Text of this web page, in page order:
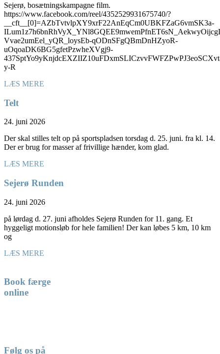
Sejerø, bosætningskampagne film.
https://www.facebook.com/reel/4352529931675740/?
__cft__[0]=AZbTvtvlpXY9xrF22AnEqCm0UBKFZaG6vmSK3a-
Vvae2umEel_yQR_loysEb-qODnSFgQBmDnHZyoR-
uOqoaDK6BG5gfetPzwheXVgj9-
y-R
LÆS MERE
Telt
24. juni 2026
Der skal stilles telt op på sportspladsen torsdag d. 25. juni. fra kl. 14.
Der er brug for masser af frivillige hænder, kom glad.
LÆS MERE
Sejerø Runden
24. juni 2026
på lørdag d. 27. juni afholdes Sejerø Runden for 11. gang. Et
hyggeligt motionsløb for hele familien! Der kan løbes 5 km, 10 km
og
LÆS MERE
Book færge
online
Følg os på